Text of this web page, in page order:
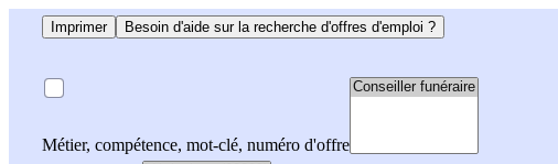
Imprimer Besoin d'aide sur la recherche d'offres d'emploi ?
Métier, compétence, mot-clé, numéro d'offre